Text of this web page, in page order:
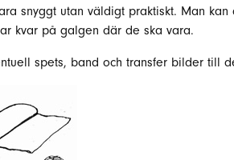
snyggt utan väldigt praktiskt. Man kan
kvar på galgen där de ska vara.
spets, band och transfer bilder till